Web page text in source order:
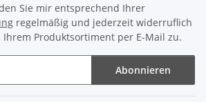
Sie mir entsprechend Ihrer
regelmäßig und jederzeit widerruflich
Produktsortiment per E-Mail zu.
Abonnieren